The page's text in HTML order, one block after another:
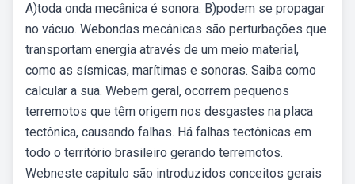
A)toda onda mecânica é sonora. B)podem se propagar
no vácuo. Webondas mecânicas são perturbações que
transportam energia através de um meio material,
como as sísmicas, marítimas e sonoras. Saiba como
calcular a sua. Webem geral, ocorrem pequenos
terremotos que têm origem nos desgastes na placa
tectônica, causando falhas. Há falhas tectônicas em
todo o território brasileiro gerando terremotos.
Webneste capitulo são introduzidos conceitos gerais